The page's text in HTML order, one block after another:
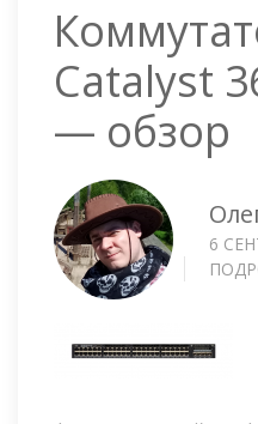
Catalyst
— обзор
6